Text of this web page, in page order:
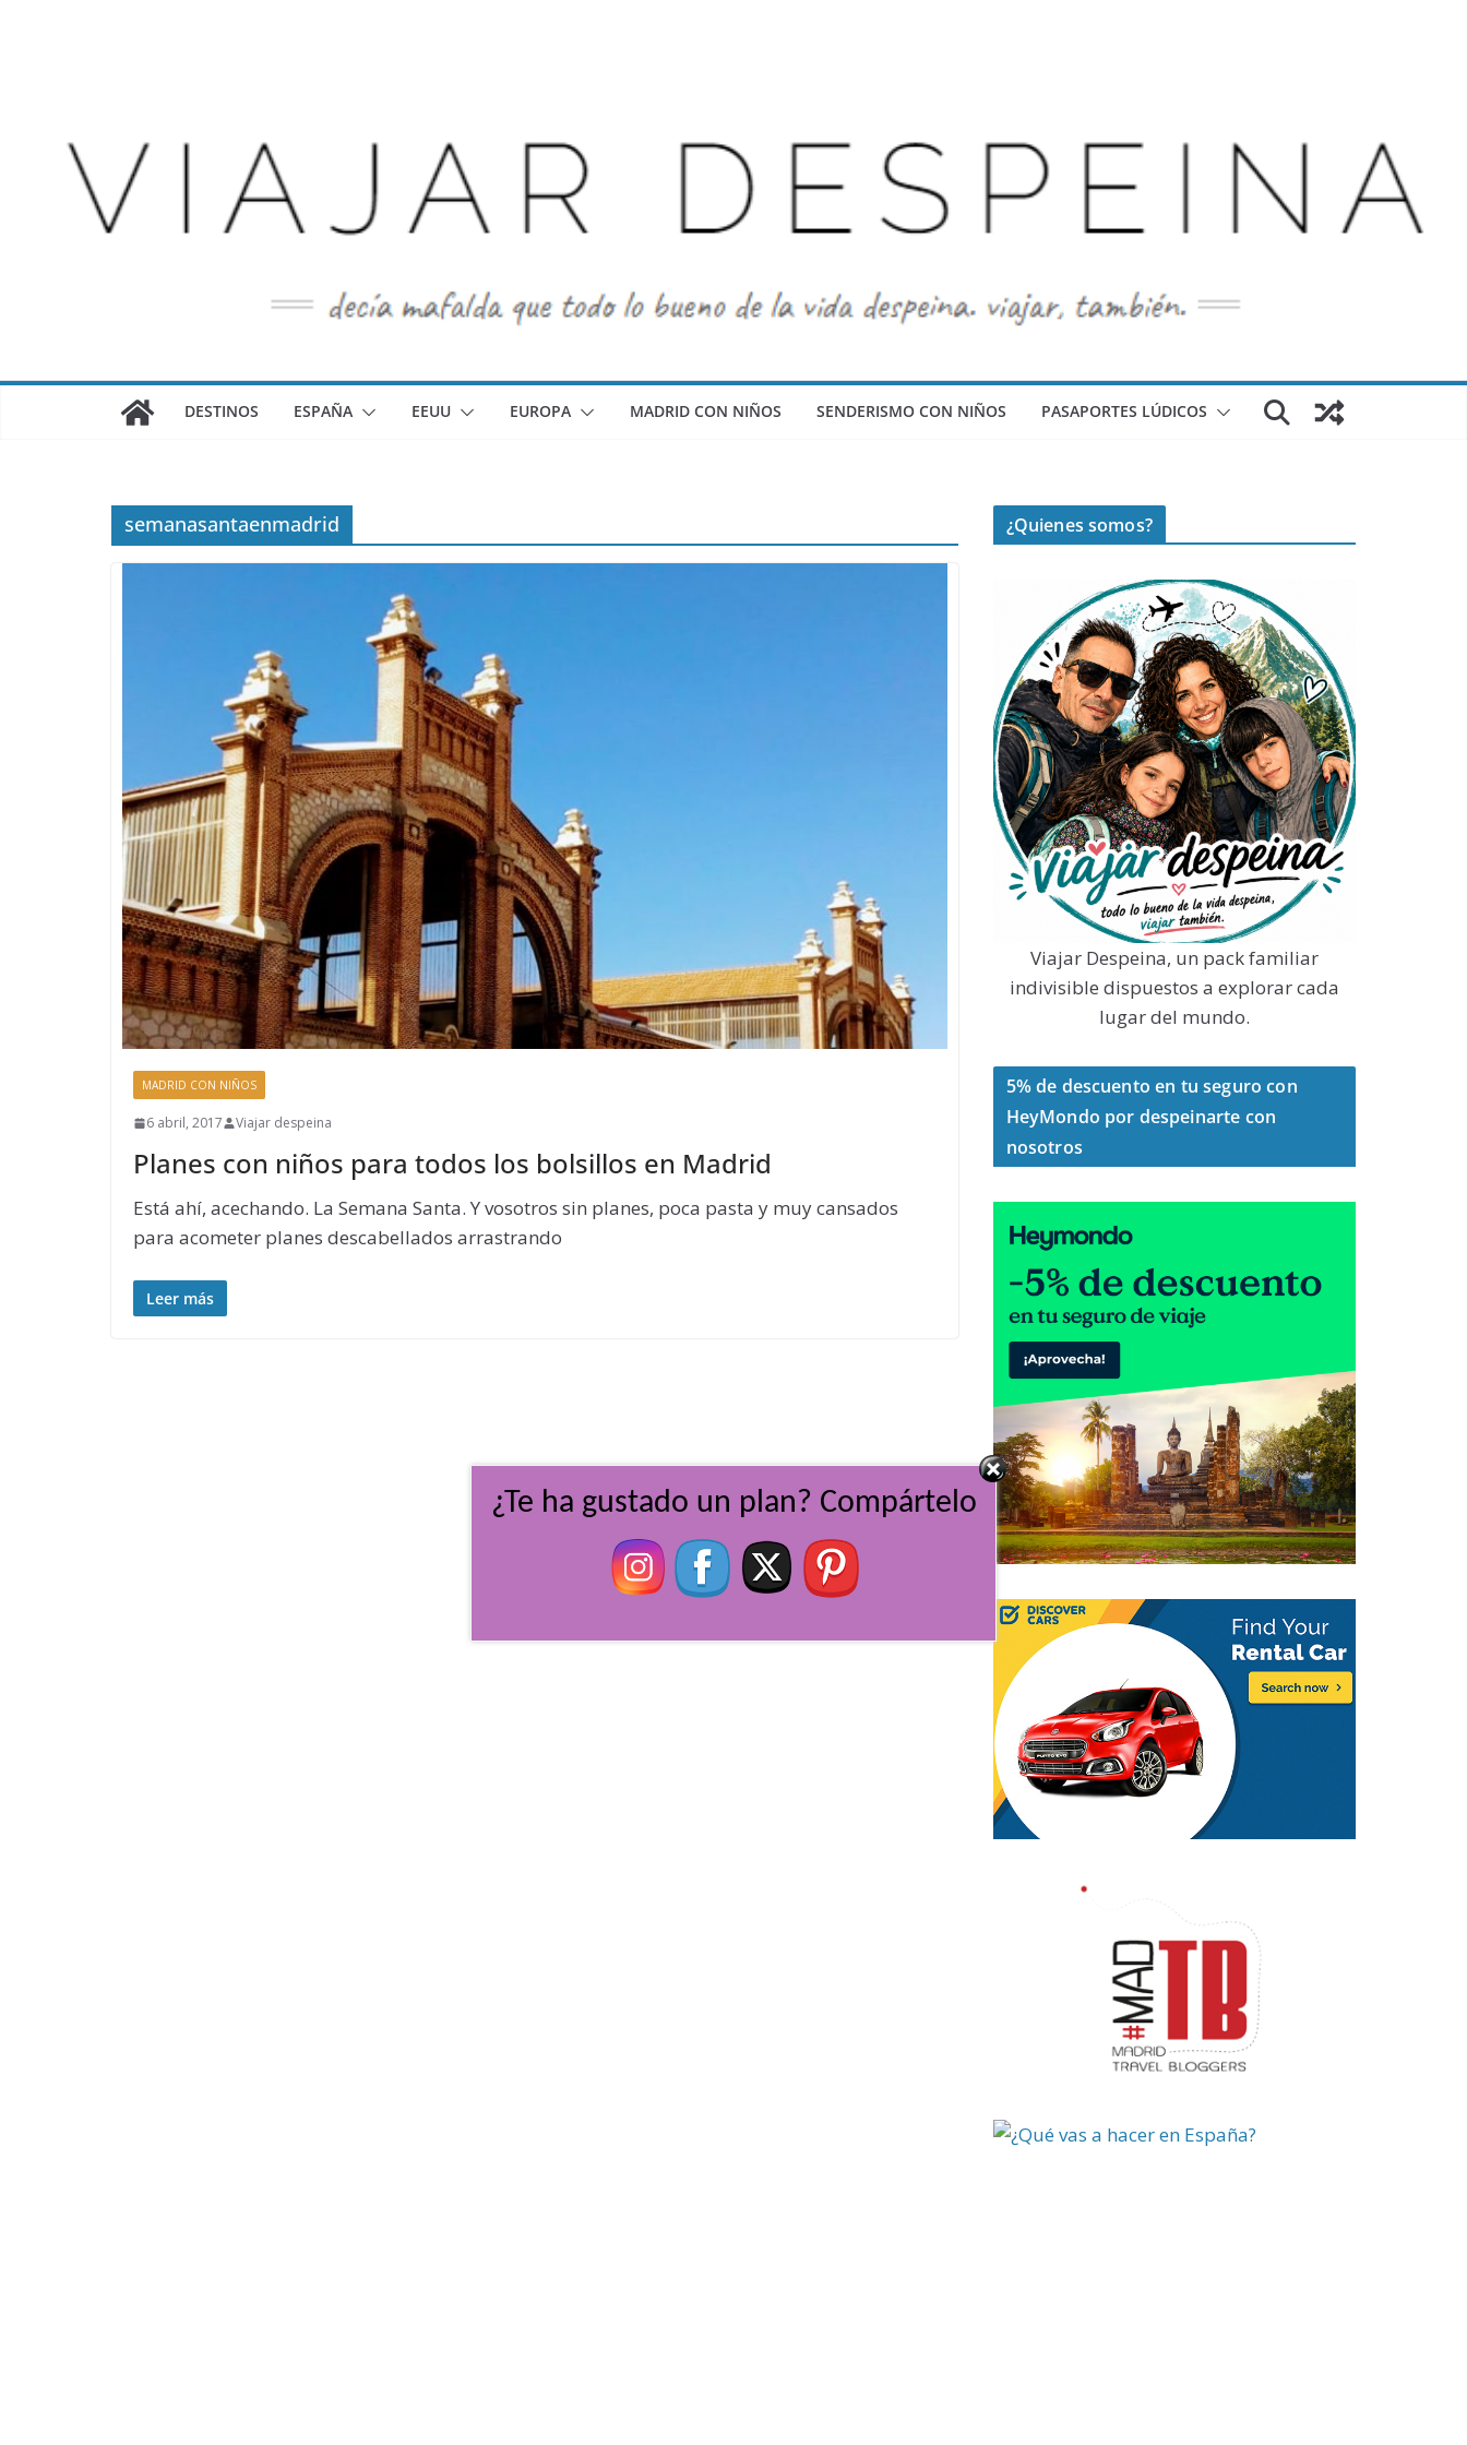
DESTINOS ESPAÑA EEUU EUROPA MADRID CON NIÑOS SENDERISMO CON NIÑOS PASAPORTES LÚDICOS
semanasantaenmadrid
MADRID CON NIÑOS
6 abril, 2017 Viajar despeina
Planes con niños para todos los bolsillos en Madrid
Está ahí, acechando. La Semana Santa. Y vosotros sin planes, poca pasta y muy cansados
para acometer planes descabellados arrastrando
Leer más
¿Quienes somos?
Viajar Despeina, un pack familiar
indivisible dispuestos a explorar cada
lugar del mundo.
5% de descuento en tu seguro con
HeyMondo por despeinarte con
nosotros
¿Te ha gustado un plan? Compártelo